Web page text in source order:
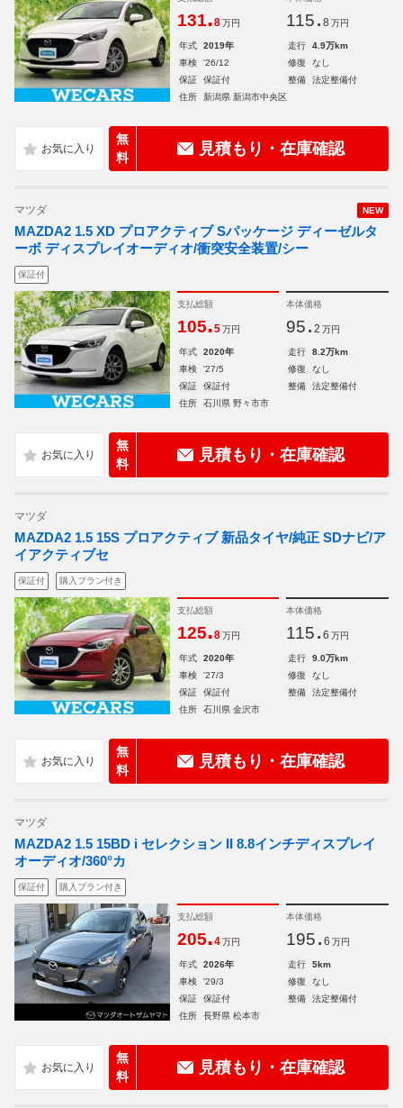
131.8 万円 115. 8 万円
年式 2019年 走行
4.9万km
車検
'26/12 修復
なし
保証
保証付 整備
法定整備付
住所
新潟県 新潟市中央区
無
料
見積もり・在庫確認
NEW
マツダ
MAZDA2 1.5 XD プロアクティブ Sパッケージ ディーゼルタ
ーボ ディスプレイオーディオ/衝突安全装置/シー
保証付
支払総額
105.5 万円
本体価格
95. 2 万円
年式 2020年 走行
8.2万km
車検
'27/5 修復
なし
保証
保証付 整備
法定整備付
住所
石川県 野々市市
無
料
見積もり・在庫確認
マツダ
MAZDA2 1.5 15S プロアクティブ 新品タイヤ/純正 SDナビ/ア
イアクティブセ
保証付 購入プラン付き
支払総額
125.8 万円
本体価格
115. 6 万円
年式 2020年 走行
9.0万km
車検
'27/3 修復
なし
保証
保証付 整備
法定整備付
住所
石川県 金沢市
無
料
見積もり・在庫確認
マツダ
MAZDA2 1.5 15BD i セレクション II 8.8インチディスプレイ
オーディオ/360°カ
保証付 購入プラン付き
支払総額
205.4 万円
本体価格
195. 6 万円
年式 2026年 走行
5km
車検
'29/3 修復
なし
保証
保証付 整備
法定整備付
住所
長野県 松本市
無
料
見積もり・在庫確認